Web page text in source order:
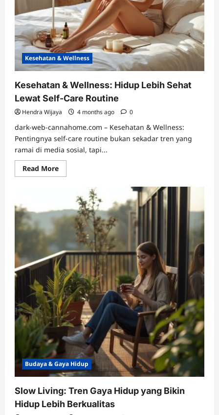
Kesehatan & Wellness
Kesehatan & Wellness: Hidup Lebih Sehat
Lewat Self-Care Routine
Hendra Wijaya 4 months ago 0
dark-web-cannahome.com – Kesehatan & Wellness:
Pentingnya self-care routine bukan sekadar tren yang
ramai di media sosial, tapi...
Read MoreRead
more
Kesehatan
Wellness:
Hidup
Lebih
Sehat
Lewat
Care
Routine
Budaya & Gaya Hidup
Slow Living: Tren Gaya Hidup yang Bikin
Hidup Lebih Berkualitas